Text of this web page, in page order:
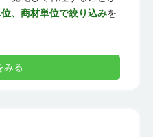
、商材単位で絞り込みを
みる